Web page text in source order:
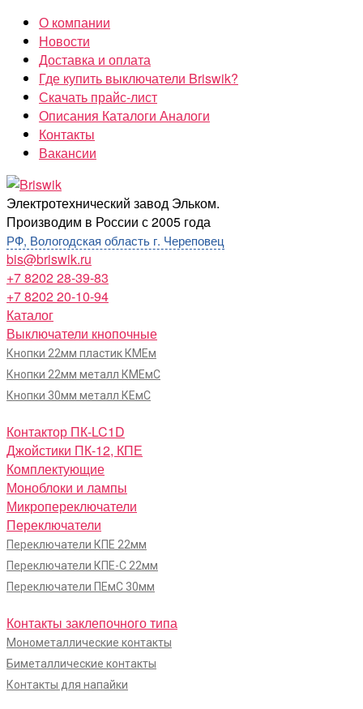
Перейти
содержимому
О компании
Новости
Доставка и оплата
Где купить выключатели Briswik?
Скачать прайс-лист
Описания Каталоги Аналоги
Контакты
Вакансии
Briswik
Электротехнический завод Эльком.
Производим в России с 2005 года
РФ, Вологодская область г. Череповец
bis@briswik.ru
+7 8202 28-39-83
+7 8202 20-10-94
Каталог
Выключатели кнопочные
Кнопки 22мм пластик КМЕм
Кнопки 22мм металл КМЕмС
Кнопки 30мм металл КЕмС
Контактор ПК-LC1D
Джойстики ПК-12, КПЕ
Комплектующие
Моноблоки и лампы
Микропереключатели
Переключатели
Переключатели КПЕ 22мм
Переключатели КПЕ-С 22мм
Переключатели ПЕмС 30мм
Контакты заклепочного типа
Монометаллические контакты
Биметаллические контакты
Контакты для напайки